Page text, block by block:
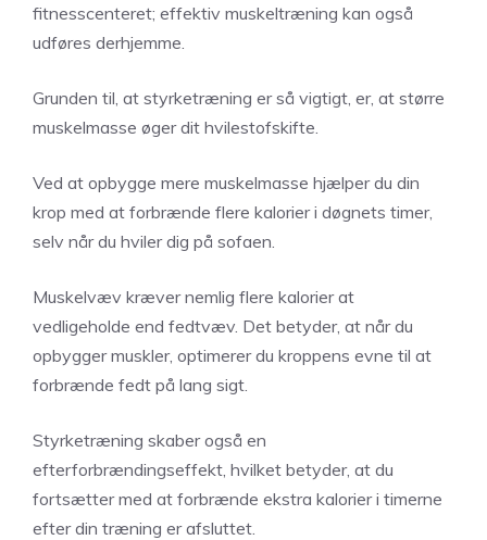
fitnesscenteret; effektiv muskeltræning kan også
udføres derhjemme.
Grunden til, at styrketræning er så vigtigt, er, at større
muskelmasse øger dit hvilestofskifte.
Ved at opbygge mere muskelmasse hjælper du din
krop med at forbrænde flere kalorier i døgnets timer,
selv når du hviler dig på sofaen.
Muskelvæv kræver nemlig flere kalorier at
vedligeholde end fedtvæv. Det betyder, at når du
opbygger muskler, optimerer du kroppens evne til at
forbrænde fedt på lang sigt.
Styrketræning skaber også en
efterforbrændingseffekt, hvilket betyder, at du
fortsætter med at forbrænde ekstra kalorier i timerne
efter din træning er afsluttet.